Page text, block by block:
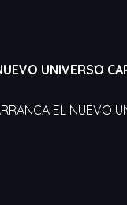
UNIVERSO
EL NUEVO